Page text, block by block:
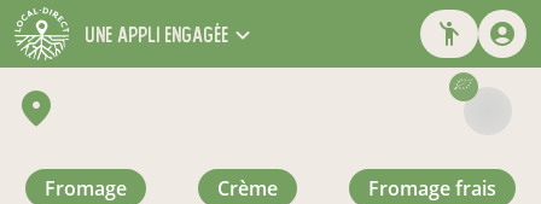
une appli engagée
fromage crème
fromage frais